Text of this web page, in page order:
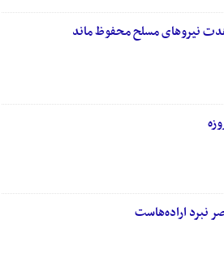
نیروهای مسلح محفوظ ماند
نبرد اراده‌هاست